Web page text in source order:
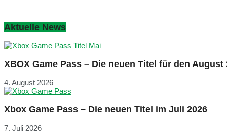
Aktuelle News
XBOX Game Pass – Die neuen Titel für den August
4. August 2026
Xbox Game Pass – Die neuen Titel im Juli 2026
7. Juli 2026